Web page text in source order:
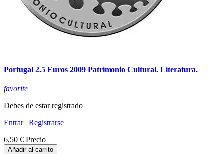
Portugal 2.5 Euros 2009 Patrimonio Cultural. Literatura.
favorite
Debes de estar registrado
Entrar| Registrarse
6,50 € Precio
Añadir al carrito